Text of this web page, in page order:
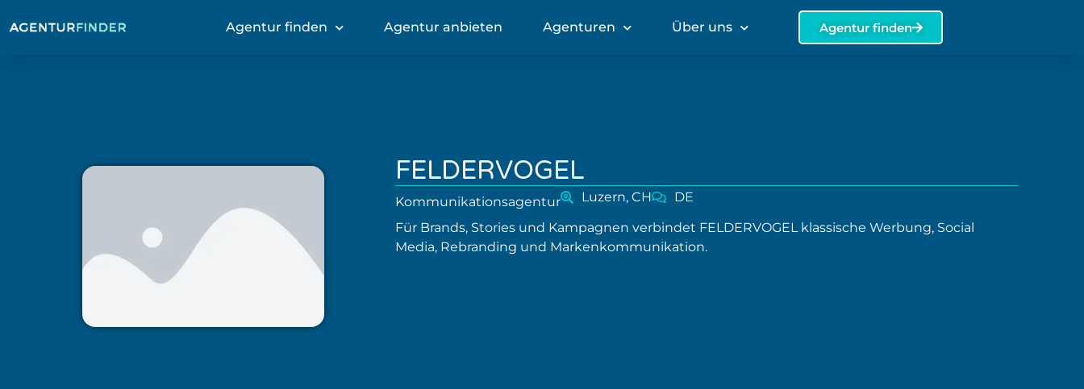
Agentur finden Agentur anbieten Agenturen Über uns Agentur finden
FELDERVOGEL
Kommunikationsagentur Luzern, CH
DE
Für Brands, Stories und Kampagnen verbindet FELDERVOGEL klassische Werbung, Social
Media, Rebranding und Markenkommunikation.